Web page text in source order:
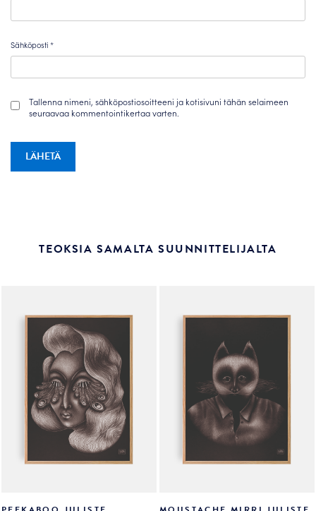
Sähköposti*
Tallenna nimeni, sähköpostiosoitteeni ja kotisivuni tähän selaimeen
seuraavaa kommentointikertaa varten.
TEOKSIA SAMALTA SUUNNITTELIJALTA